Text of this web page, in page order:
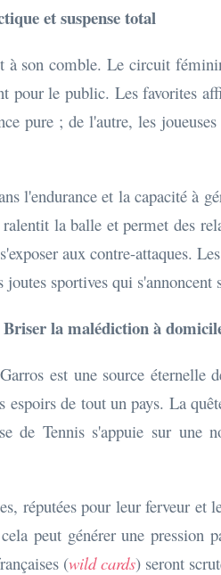
et suspense total
à son comble. Le circuit
pour le public. Les favorites
pure ; de l'autre, les
l'endurance et la capacité à
la balle et permet des
aux contre-attaques.
sportives qui s'annoncent
la malédiction à
est une source éternelle
espoirs de tout un pays. La
de Tennis s'appuie sur une
réputées pour leur ferveur
peut générer une pression
(wild cards) seront